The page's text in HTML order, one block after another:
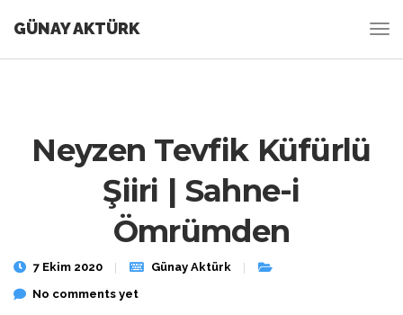
GÜNAY AKTÜRK
Neyzen Tevfik Küfürlü
Şiiri | Sahne-i
Ömrümden
7 Ekim 2020
Günay Aktürk
No comments yet